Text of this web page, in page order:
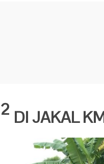
2 DI JAKAL